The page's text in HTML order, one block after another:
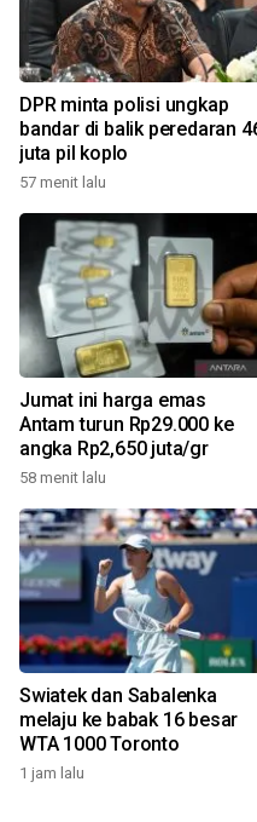
DPR minta polisi ungkap
bandar di balik peredaran
juta pil koplo
57 menit lalu
Jumat ini harga emas
Antam turun Rp29.000 ke
angka Rp2,650 juta/gr
58 menit lalu
Swiatek dan Sabalenka
melaju ke babak 16 besar
WTA 1000 Toronto
1 jam lalu